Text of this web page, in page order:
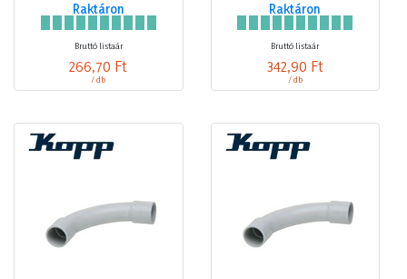
Raktáron
Bruttó listaár
266,70 Ft
/ db
Raktáron
Bruttó listaár
342,90 Ft
/ db